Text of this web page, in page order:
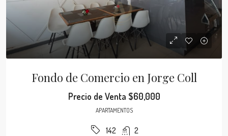
Fondo de Comercio en Jorge Coll
Precio de Venta $60,000
APARTAMENTOS
142 2